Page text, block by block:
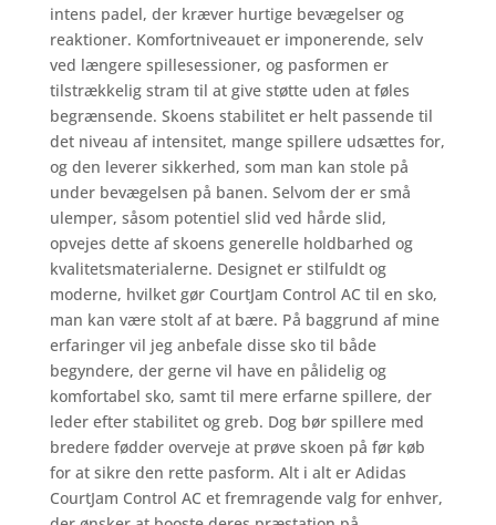
intens padel, der kræver hurtige bevægelser og
reaktioner. Komfortniveauet er imponerende, selv
ved længere spillesessioner, og pasformen er
tilstrækkelig stram til at give støtte uden at føles
begrænsende. Skoens stabilitet er helt passende til
det niveau af intensitet, mange spillere udsættes for,
og den leverer sikkerhed, som man kan stole på
under bevægelsen på banen. Selvom der er små
ulemper, såsom potentiel slid ved hårde slid,
opvejes dette af skoens generelle holdbarhed og
kvalitetsmaterialerne. Designet er stilfuldt og
moderne, hvilket gør CourtJam Control AC til en sko,
man kan være stolt af at bære. På baggrund af mine
erfaringer vil jeg anbefale disse sko til både
begyndere, der gerne vil have en pålidelig og
komfortabel sko, samt til mere erfarne spillere, der
leder efter stabilitet og greb. Dog bør spillere med
bredere fødder overveje at prøve skoen på før køb
for at sikre den rette pasform. Alt i alt er Adidas
CourtJam Control AC et fremragende valg for enhver,